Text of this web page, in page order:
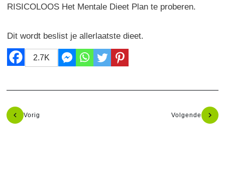
RISICOLOOS Het Mentale Dieet Plan te proberen.
Dit wordt beslist je allerlaatste dieet.
2.7K
Vorig Volgende